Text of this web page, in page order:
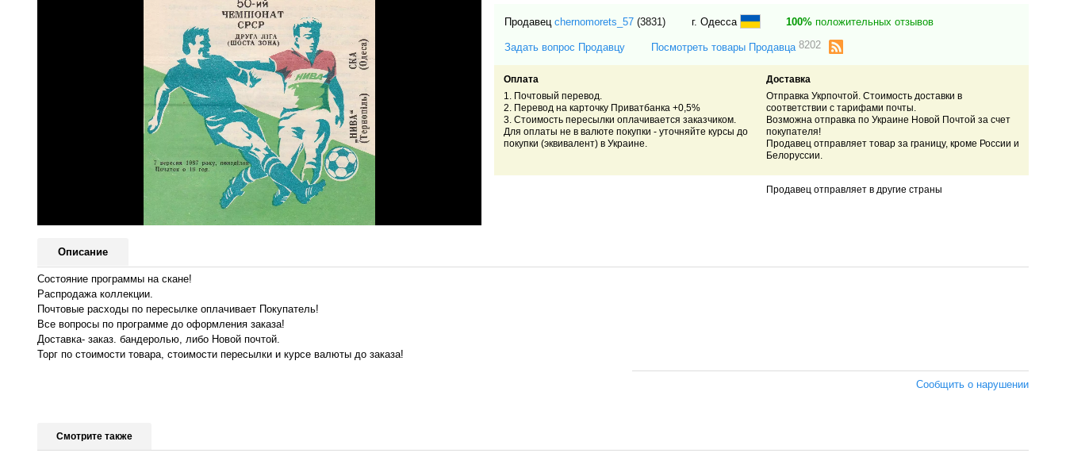
Продавец chernomorets_57 (3831) г. Одесса 100% положительных отзывов
Задать вопрос Продавцу Посмотреть товары Продавца 8202
Оплата
1. Почтовый перевод.
2. Перевод на карточку Приватбанка +0,5%
3. Стоимость пересылки оплачивается заказчиком.
Для оплаты не в валюте покупки - уточняйте курсы до
покупки (эквивалент) в Украине.
Доставка
Отправка Укрпочтой. Стоимость доставки в
соответствии с тарифами почты.
Возможна отправка по Украине Новой Почтой за счет
покупателя!
Продавец отправляет товар за границу, кроме России и
Белоруссии.
Продавец отправляет в другие страны
Описание
Состояние программы на скане!
Распродажа коллекции.
Почтовые расходы по пересылке оплачивает Покупатель!
Все вопросы по программе до оформления заказа!
Доставка- заказ. бандеролью, либо Новой почтой.
Торг по стоимости товара, стоимости пересылки и курсе валюты до заказа!
Сообщить о нарушении
Смотрите также